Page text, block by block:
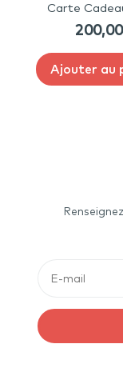
Carte
200,00
Ajouter au